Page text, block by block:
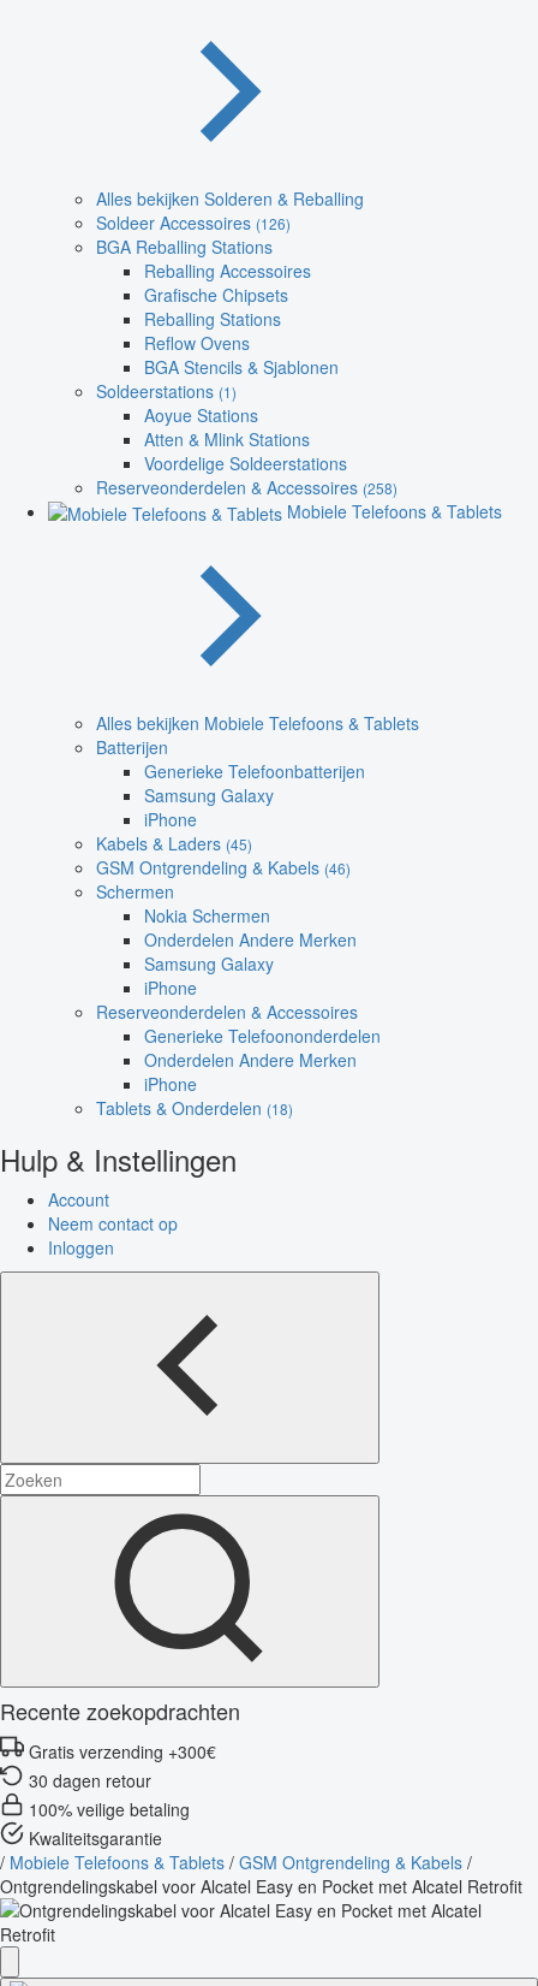
Alles bekijken Solderen & Reballing
Soldeer Accessoires (126)
BGA Reballing Stations
Reballing Accessoires
Grafische Chipsets
Reballing Stations
Reflow Ovens
BGA Stencils & Sjablonen
Soldeerstations (1)
Aoyue Stations
Atten & Mlink Stations
Voordelige Soldeerstations
Reserveonderdelen & Accessoires (258)
Mobiele Telefoons & Tablets
Alles bekijken Mobiele Telefoons & Tablets
Batterijen
Generieke Telefoonbatterijen
Samsung Galaxy
iPhone
Kabels & Laders (45)
GSM Ontgrendeling & Kabels (46)
Schermen
Nokia Schermen
Onderdelen Andere Merken
Samsung Galaxy
iPhone
Reserveonderdelen & Accessoires
Generieke Telefoononderdelen
Onderdelen Andere Merken
iPhone
Tablets & Onderdelen (18)
Hulp & Instellingen
Account
Neem contact op
Inloggen
Recente zoekopdrachten
Gratis verzending +300€
30 dagen retour
100% veilige betaling
Kwaliteitsgarantie
/ Mobiele Telefoons & Tablets / GSM Ontgrendeling & Kabels /
Ontgrendelingskabel voor Alcatel Easy en Pocket met Alcatel Retrofit